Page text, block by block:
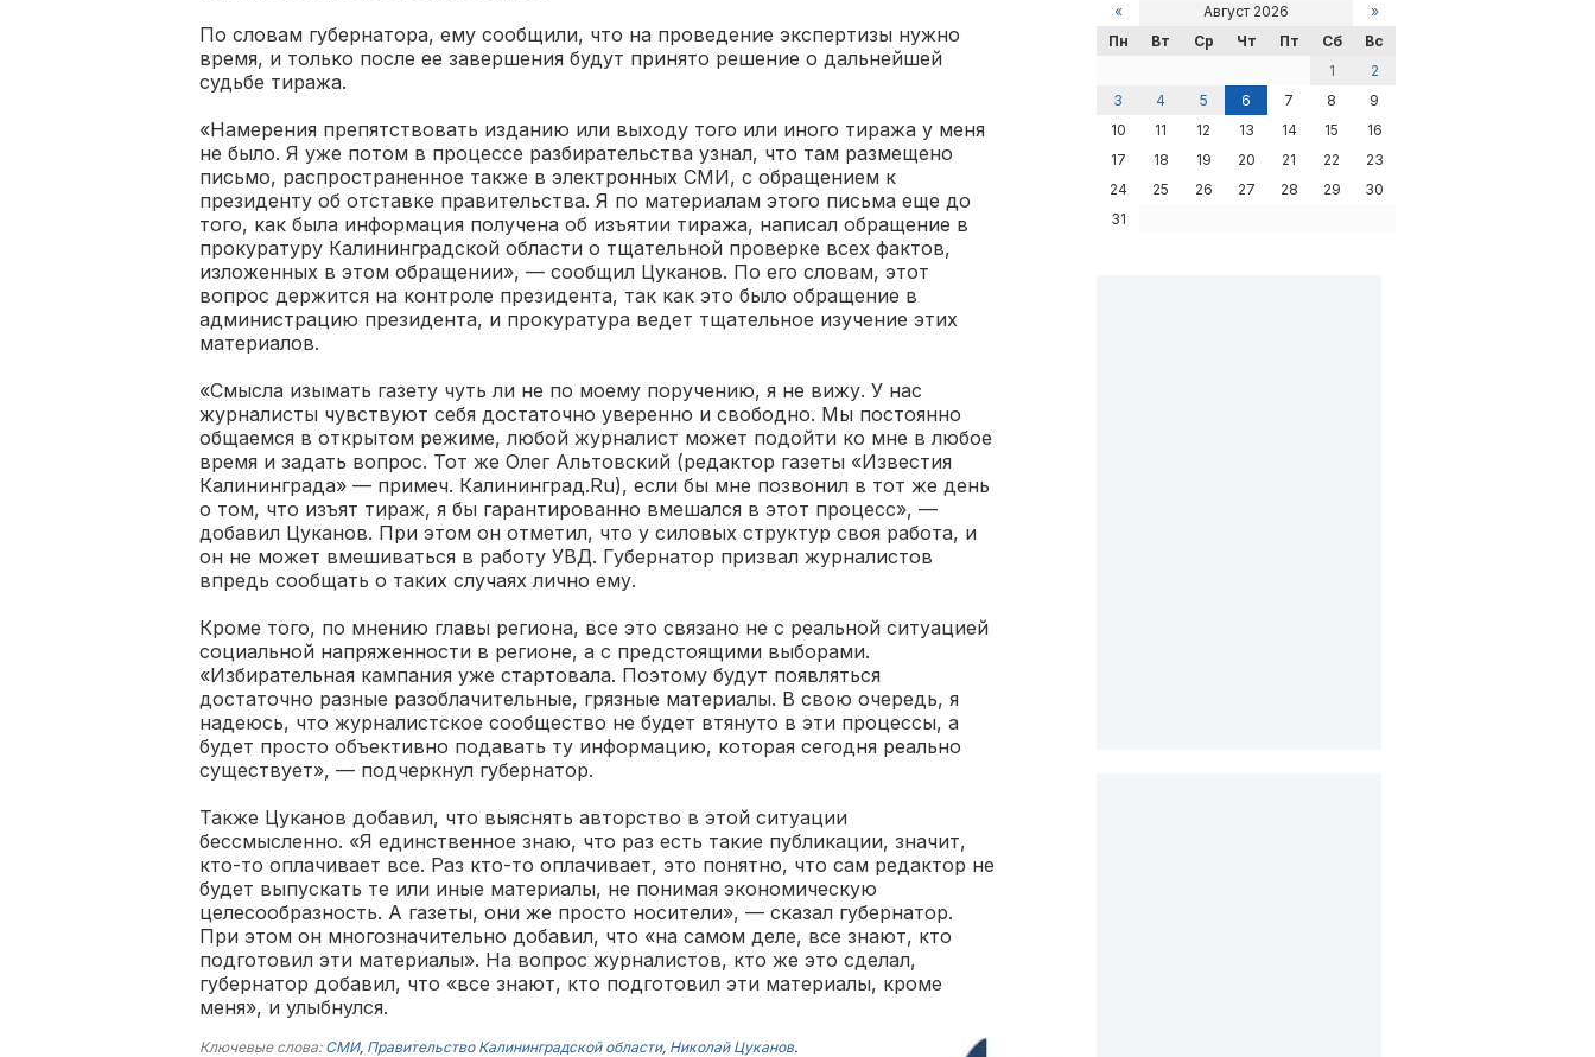
По словам губернатора, ему сообщили, что на проведение экспертизы нужно
время, и только после ее завершения будут принято решение о дальнейшей
судьбе тиража.
«Намерения препятствовать изданию или выходу того или иного тиража у меня
не было. Я уже потом в процессе разбирательства узнал, что там размещено
письмо, распространенное также в электронных СМИ, с обращением к
президенту об отставке правительства. Я по материалам этого письма еще до
того, как была информация получена об изъятии тиража, написал обращение в
прокуратуру Калининградской области о тщательной проверке всех фактов,
изложенных в этом обращении», — сообщил Цуканов. По его словам, этот
вопрос держится на контроле президента, так как это было обращение в
администрацию президента, и прокуратура ведет тщательное изучение этих
материалов.
«Смысла изымать газету чуть ли не по моему поручению, я не вижу. У нас
журналисты чувствуют себя достаточно уверенно и свободно. Мы постоянно
общаемся в открытом режиме, любой журналист может подойти ко мне в любое
время и задать вопрос. Тот же Олег Альтовский (редактор газеты «Известия
Калининграда» — примеч. Калининград.Ru), если бы мне позвонил в тот же день
о том, что изъят тираж, я бы гарантированно вмешался в этот процесс», —
добавил Цуканов. При этом он отметил, что у силовых структур своя работа, и
он не может вмешиваться в работу УВД. Губернатор призвал журналистов
впредь сообщать о таких случаях лично ему.
Кроме того, по мнению главы региона, все это связано не с реальной ситуацией
социальной напряженности в регионе, а с предстоящими выборами.
«Избирательная кампания уже стартовала. Поэтому будут появляться
достаточно разные разоблачительные, грязные материалы. В свою очередь, я
надеюсь, что журналистское сообщество не будет втянуто в эти процессы, а
будет просто объективно подавать ту информацию, которая сегодня реально
существует», — подчеркнул губернатор.
Также Цуканов добавил, что выяснять авторство в этой ситуации
бессмысленно. «Я единственное знаю, что раз есть такие публикации, значит,
кто-то оплачивает все. Раз кто-то оплачивает, это понятно, что сам редактор не
будет выпускать те или иные материалы, не понимая экономическую
целесообразность. А газеты, они же просто носители», — сказал губернатор.
При этом он многозначительно добавил, что «на самом деле, все знают, кто
подготовил эти материалы». На вопрос журналистов, кто же это сделал,
губернатор добавил, что «все знают, кто подготовил эти материалы, кроме
меня», и улыбнулся.
Ключевые слова: СМИ, Правительство Калининградской области, Николай Цуканов.
« Август 2026
»
Пн
Вт Ср Чт Пт Сб
Вс
1
2
3
4 5 6 7 8
9
10
11 12 13 14 15
16
17
18 19 20 21 22
23
24
25 26 27 28 29
30
31